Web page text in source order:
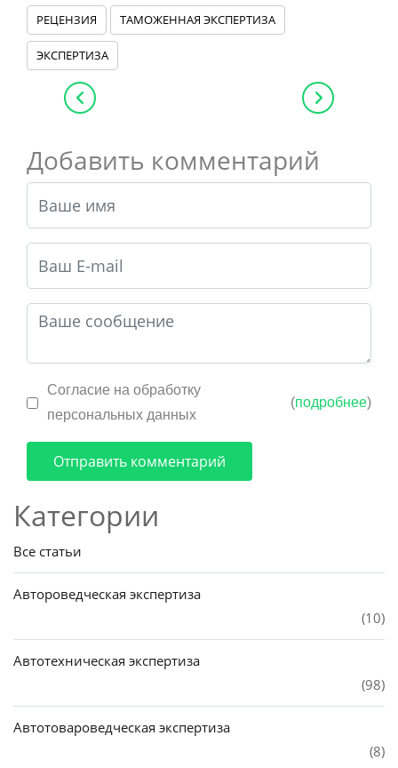
РЕЦЕНЗИЯ ТАМОЖЕННАЯ ЭКСПЕРТИЗА
ЭКСПЕРТИЗА
Добавить комментарий
Согласие на обработку
персональных данных
(подробнее)
Отправить комментарий
Категории
Все статьи
Автороведческая экспертиза
(10)
Автотехническая экспертиза
(98)
Автотовароведческая экспертиза
(8)